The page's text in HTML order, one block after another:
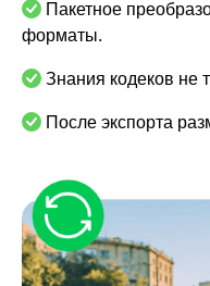
Пакетное
форматы.
Знания кодеков не
После экспорта